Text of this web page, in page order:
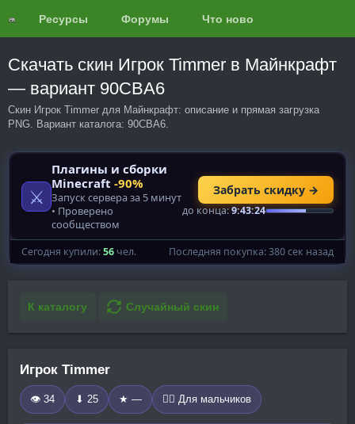
Ресурсы Форумы Что нового?
Скачать скин Игрок Timmer в Майнкрафт
— вариант 90CBA6
Скин Игрок Timmer для Майнкрафт: описание и прямая загрузка
PNG. Вариант каталога: 90CBA6.
К каталогу Случайный скин
Игрок Timmer
👁 34 ⬇ 25 ★ — 🧍‍♂️ Для мальчиков